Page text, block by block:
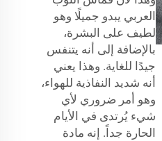
العربي يبدو جميلًا وهو
لطيف على البشرة،
بالإضافة إلى أنه يتنفس
جيدًا للغاية. وهذا يعني
أنه شديد النفاذية للهواء،
وهو أمر ضروري لأي
شيء يُرتدى في الأيام
الحارة جداً. إنه مادة